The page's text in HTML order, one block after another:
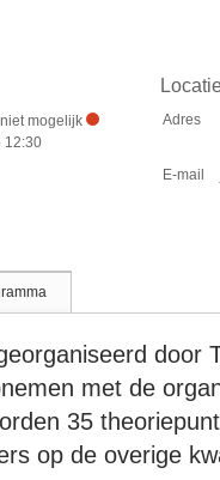
mogelijk
12:30
Adres
E-mail
door
met de
35
op de overige